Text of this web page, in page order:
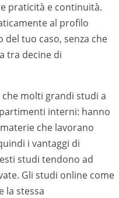
praticità e continuità.
al profilo
tuo caso, senza che
tra decine di
molti grandi studi a
interni: hanno
che lavorano
i vantaggi di
studi tendono ad
Gli studi online come
la stessa